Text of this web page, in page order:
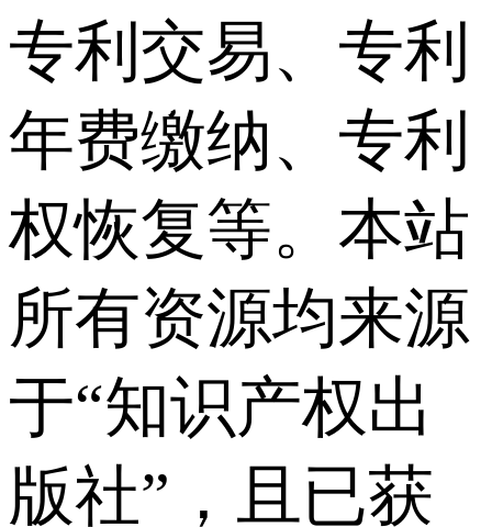
专利交易、专利
年费缴纳、专利
权恢复等。本站
所有资源均来源
于“知识产权出
版社”，且已获